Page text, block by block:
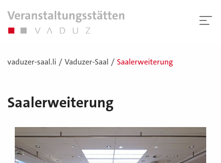
vaduzer-saal.li Vaduzer-Saal Saalerweiterung
Saalerweiterung